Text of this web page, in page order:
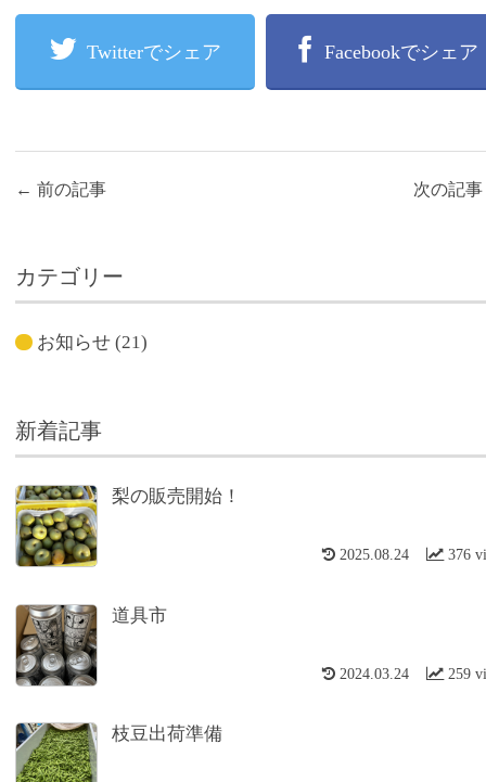
Twitterでシェア Facebookでシェア
← 前の記事 次の記事
カテゴリー
お知らせ (21)
新着記事
梨の販売開始！
376
2025.08.24
道具市
259
2024.03.24
枝豆出荷準備